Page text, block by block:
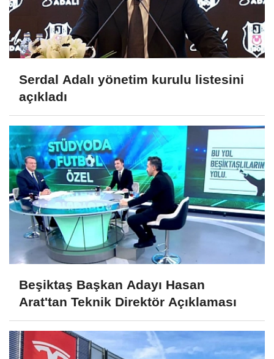
Serdal Adalı yönetim kurulu listesini
açıkladı
Beşiktaş Başkan Adayı Hasan
Arat'tan Teknik Direktör Açıklaması